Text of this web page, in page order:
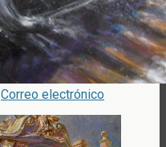
Correo electrónico